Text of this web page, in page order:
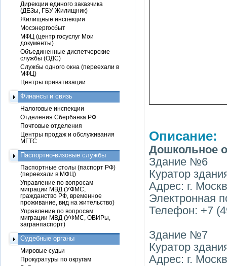
Описание:
Дошкольное
Здание №6
Куратор
Адрес: г.
Электронная
Телефон: +7
Здание №7
Куратор
Адрес: г.
Дирекции единого заказчика
(ДЕЗы, ГБУ Жилищник)
Жилищные инспекции
Мосэнергосбыт
МФЦ (центр госуслуг Мои
документы)
Объединенные диспетчерские
службы (ОДС)
Службы одного окна (переехали в
МФЦ)
Центры приватизации
Финансы и связь
Налоговые инспекции
Отделения Сбербанка РФ
Почтовые отделения
Центры продаж и обслуживания
МГТС
Паспортно-визовые службы
Паспортные столы (паспорт РФ)
(переехали в МФЦ)
Управление по вопросам
миграции МВД (УФМС,
гражданство РФ, временное
проживание, вид на жительство)
Управление по вопросам
миграции МВД (УФМС, ОВИРы,
загранпаспорт)
Судебные органы
Мировые судьи
Прокуратуры по округам